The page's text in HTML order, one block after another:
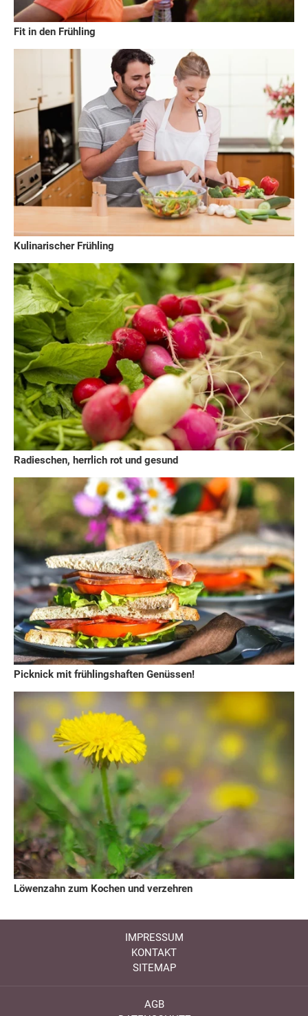
Fit in den Frühling
Kulinarischer Frühling
Radieschen, herrlich rot und gesund
Picknick mit frühlingshaften Genüssen!
Löwenzahn zum Kochen und verzehren
IMPRESSUM
KONTAKT
SITEMAP
AGB